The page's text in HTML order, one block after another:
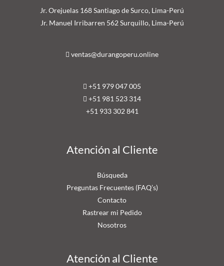
Jr. Orejuelas 168 Santiago de Surco, Lima-Perú
Jr. Manuel Irribarren 562 Surquillo, Lima-Perú
ventas@durangoperu.online
+51 979 047 005
+51 981 523 314
+51 933 302 841
Atención al Cliente
Búsqueda
Preguntas Frecuentes (FAQ’s)
Contacto
Rastrear mi Pedido
Nosotros
Atención al Cliente